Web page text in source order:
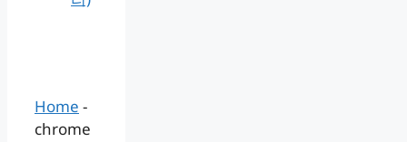
Home -
chrome